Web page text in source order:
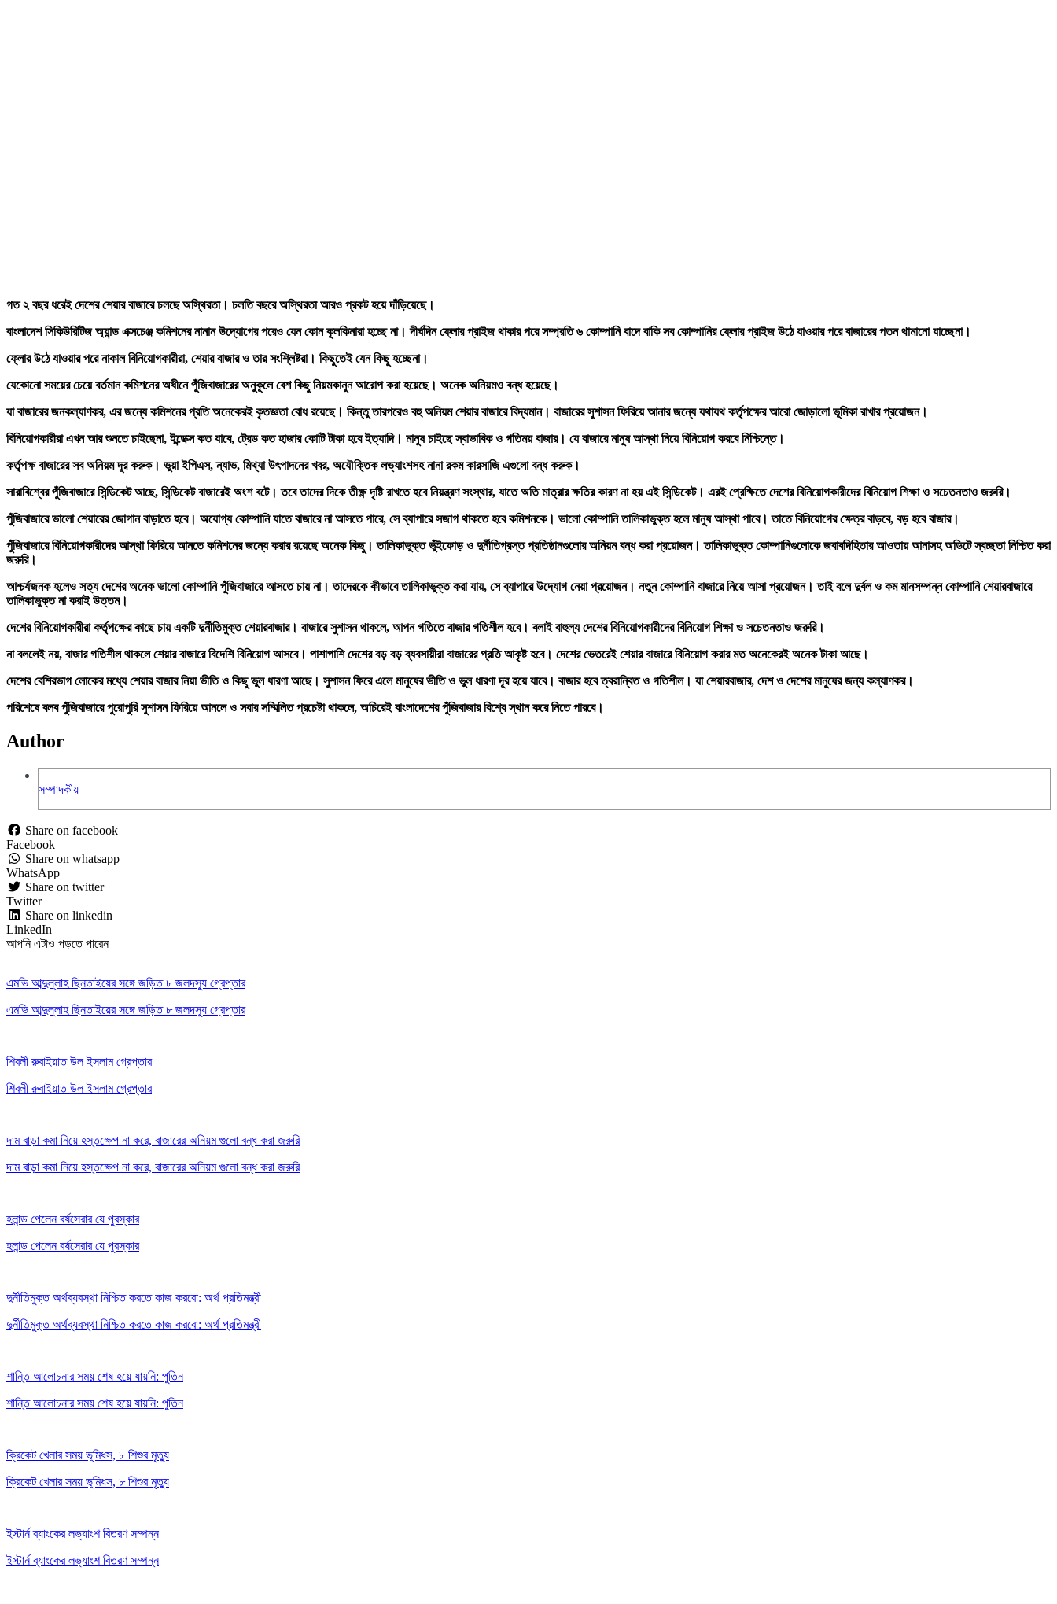
গত ২ বছর ধরেই দেশের শেয়ার বাজারে চলছে অস্থিরতা। চলতি বছরে অস্থিরতা আরও প্রকট হয়ে দাঁড়িয়েছে।
বাংলাদেশ সিকিউরিটিজ অ্যান্ড এক্সচেঞ্জ কমিশনের নানান উদ্যোগেরপরেও যেন কোন কূলকিনারা হচ্ছে না। দীর্ঘদিন ফ্লোর প্রাইজ থাকার পরে সম্প্রতি ৬ কোম্পানি বাদে বাকি সব কোম্পানির ফ্লোর প্রাইজ উঠে যাওয়ার পরে বাজারের পতনথামানো যাচ্ছেনা।
ফ্লোর উঠে যাওয়ার পরে নাকাল বিনিয়োগকারীরা, শেয়ার বাজার ও তারসংশ্লিষ্টরা। কিছুতেই যেন কিছু হচ্ছেনা।
যেকোনো সময়ের চেয়ে বর্তমান কমিশনের অধীনে পুঁজিবাজারের অনুকূলে বেশ কিছুনিয়মকানুন আরোপ করা হয়েছে। অনেক অনিয়মও বন্ধ হয়েছে।
যা বাজারের জনকল্যাণকর, এর জন্যে কমিশনের প্রতি অনেকেরই কৃতজ্ঞতা বোধ রয়েছে। কিন্তু তারপরেও বহুঅনিয়ম শেয়ার বাজারে বিদ্যমান। বাজারের সুশাসন ফিরিয়ে আনার জন্যে যথাযথকর্তৃপক্ষের আরো জোড়ালো ভূমিকা রাখার প্রয়োজন।
বিনিয়োগকারীরা এখন আর শুনতে চাইছেনা,ইন্ডেক্স কত যাবে, ট্রেড কত হাজার কোটিটাকা হবে ইত্যাদি। মানুষ চাইছে স্বাভাবিক ও গতিময় বাজার। যে বাজারে মানুষ আস্থা নিয়েবিনিয়োগ করবে নিশ্চিন্তে।
কর্তৃপক্ষ বাজারের সব অনিয়ম দূর করুক। ভুয়া ইপিএস,ন্যাভ, মিথ্যা উৎপাদনের খবর, অযৌক্তিক লভ্যাংশসহ নানা রকম কারসাজি এগুলো বন্ধ করুক।
সারাবিশ্বের পুঁজিবাজারে সিন্ডিকেট আছে, সিন্ডিকেট বাজারেই অংশ বটে। তবে তাদের দিকেতীক্ষ্ণ দৃষ্টি রাখতে হবে নিয়ন্ত্রণ সংস্থার, যাতে অতি মাত্রার ক্ষতির কারণ না হয় এইসিন্ডিকেট। এরই প্রেক্ষিতে দেশের বিনিয়োগকারীদের বিনিয়োগ শিক্ষা ও সচেতনতাও জরুরি।
পুঁজিবাজারে ভালো শেয়ারের জোগান বাড়াতে হবে। অযোগ্য কোম্পানি যাতে বাজারে নাআসতে পারে, সে ব্যাপারে সজাগ থাকতে হবে কমিশনকে। ভালো কোম্পানি তালিকাভুক্তহলে মানুষ আস্থা পাবে। তাতে বিনিয়োগের ক্ষেত্র বাড়বে, বড় হবে বাজার।
পুঁজিবাজারে বিনিয়োগকারীদের আস্থা ফিরিয়ে আনতে কমিশনের জন্যে করার রয়েছেঅনেক কিছু। তালিকাভুক্ত ভুঁইফোড় ও দুর্নীতিগ্রস্ত প্রতিষ্ঠানগুলোর অনিয়ম বন্ধ করাপ্রয়োজন। তালিকাভুক্ত কোম্পানিগুলোকে জবাবদিহিতার আওতায় আনাসহ অডিটেস্বচ্ছতা নিশ্চিত করা
জরুরি।
আশ্চর্যজনক হলেও সত্য দেশের অনেক ভালো কোম্পানি পুঁজিবাজারে আসতে চায় না।তাদেরকে কীভাবে তালিকাভুক্ত করা যায়, সে ব্যাপারে উদ্যোগ নেয়া প্রয়োজন। নতুনকোম্পানি বাজারে নিয়ে আসা প্রয়োজন। তাই বলে দুর্বল ও কম মানসম্পন্ন কোম্পানি শেয়ারবাজারে
তালিকাভুক্ত না করাই উত্তম।
দেশের বিনিয়োগকারীরা কর্তৃপক্ষের কাছে চায় একটি দুর্নীতিমুক্ত শেয়ারবাজার। বাজারেসুশাসন থাকলে, আপন গতিতে বাজার গতিশীল হবে। বলাই বাহুল্য দেশেরবিনিয়োগকারীদের বিনিয়োগ শিক্ষা ও সচেতনতাও জরুরি।
না বললেই নয়, বাজার গতিশীল থাকলে শেয়ার বাজারে বিদেশি বিনিয়োগ আসবে। পাশাপাশি দেশের বড় বড় ব্যবসায়ীরা বাজারের প্রতি আকৃষ্ট হবে। দেশের ভেতরেইশেয়ার বাজারে বিনিয়োগ করার মত অনেকেরই অনেক টাকা আছে।
দেশের বেশিরভাগলোকের মধ্যে শেয়ার বাজার নিয়া ভীতি ও কিছু ভুল ধারণা আছে। সুশাসন ফিরে এলেমানুষের ভীতি ও ভুল ধারণা দূর হয়ে যাবে। বাজার হবে ত্বরান্বিত ও গতিশীল। যা শেয়ারবাজার, দেশ ও দেশের মানুষের জন্য কল্যাণকর।
পরিশেষে বলব পুঁজিবাজারে পুরোপুরি সুশাসন ফিরিয়ে আনলে ও সবার সম্মিলিত প্রচেষ্টাথাকলে, অচিরেই বাংলাদেশের পুঁজিবাজার বিশ্বে স্থান করে নিতে পারবে।
Author
সম্পাদকীয়
Share on facebook
Facebook
Share on whatsapp
WhatsApp
Share on twitter
Twitter
Share on linkedin
LinkedIn
আপনি এটাও পড়তে পারেন
এমভি আব্দুল্লাহ ছিনতাইয়ের সঙ্গে জড়িত ৮ জলদস্যু গ্রেপ্তার
এমভি আব্দুল্লাহ ছিনতাইয়ের সঙ্গে জড়িত ৮ জলদস্যু গ্রেপ্তার
শিবলী রুবাইয়াত উল ইসলাম গ্রেপ্তার
শিবলী রুবাইয়াত উল ইসলাম গ্রেপ্তার
দাম বাড়া কমা নিয়ে হস্তক্ষেপ না করে, বাজারের অনিয়ম গুলো বন্ধ করা জরুরি
দাম বাড়া কমা নিয়ে হস্তক্ষেপ না করে, বাজারের অনিয়ম গুলো বন্ধ করা জরুরি
হলান্ড পেলেন বর্ষসেরার যে পুরস্কার
হলান্ড পেলেন বর্ষসেরার যে পুরস্কার
দুর্নীতিমুক্ত অর্থব্যবস্থা নিশ্চিত করতে কাজ করবো: অর্থ প্রতিমন্ত্রী
দুর্নীতিমুক্ত অর্থব্যবস্থা নিশ্চিত করতে কাজ করবো: অর্থ প্রতিমন্ত্রী
শান্তি আলোচনার সময় শেষ হয়ে যায়নি: পুতিন
শান্তি আলোচনার সময় শেষ হয়ে যায়নি: পুতিন
ক্রিকেট খেলার সময় ভূমিধস, ৮ শিশুর মৃত্যু
ক্রিকেট খেলার সময় ভূমিধস, ৮ শিশুর মৃত্যু
ইস্টার্ন ব্যাংকের লভ্যাংশ বিতরণ সম্পন্ন
ইস্টার্ন ব্যাংকের লভ্যাংশ বিতরণ সম্পন্ন